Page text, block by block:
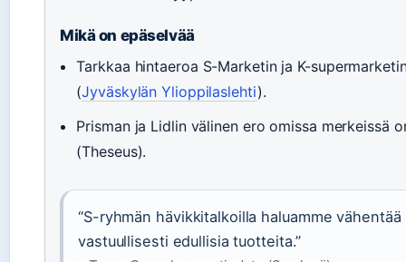
Mikä on epäselvää
Tarkkaa hintaeroa S-Marketin ja K-
(Jyväskylän Ylioppilaslehti).
Prisman ja Lidlin välinen ero omissa merkeissä
(Theseus).
“S-ryhmän hävikkitalkoilla haluamme
vastuullisesti edullisia tuotteita.”